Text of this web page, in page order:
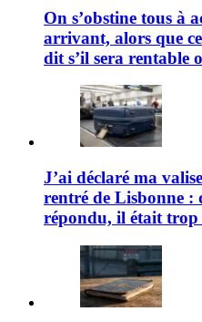
On s’obstine tous à
arrivant, alors que
dit s’il sera rentable
J’ai déclaré ma
rentré de Lisbonne :
répondu, il était